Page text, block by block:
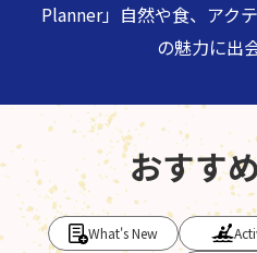
Planner」 自然や食、アク
の魅力に出
おすす
What's New